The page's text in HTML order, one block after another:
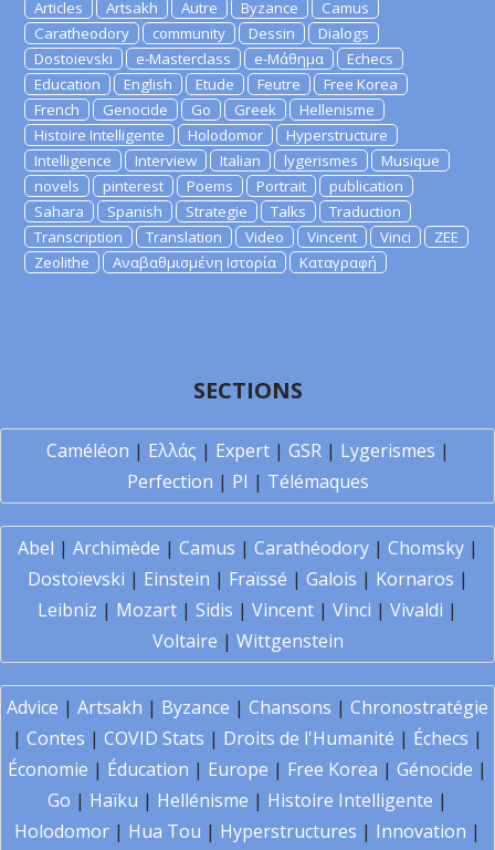
Articles Artsakh Autre Byzance
Camus
Caratheodory
community Dessin
Dialogs
Dostoievski
e-Masterclass e-Μάθημα
Echecs
Education
English Etude Feutre
Free Korea
French
Genocide Go Greek
Hellenisme
Histoire Intelligente
Holodomor
Hyperstructure
Intelligence
Interview Italian lygerismes
Musique
novels
pinterest Poems Portrait
publication
Sahara
Spanish Strategie Talks
Traduction
Transcription
Translation Video Vincent Vinci
ZEE
Zeolithe
Αναβαθμισμένη Ιστορία Καταγραφή
SECTIONS
Caméléon | Ελλάς | Expert| GSR| Lygerismes |
Perfection | PI | Télémaques
Abel | Archimède | Camus | Carathéodory| Chomsky|
Dostoïevski | Einstein | Fraïssé | Galois | Kornaros |
Leibniz | Mozart | Sidis | Vincent | Vinci | Vivaldi |
Voltaire | Wittgenstein
Advice | Artsakh | Byzance | Chansons | Chronostratégie
| Contes | COVID Stats | Droits de l'Humanité | Échecs |
Économie | Éducation | Europe | Free Korea | Génocide |
Go | Haïku | Hellénisme | Histoire Intelligente |
Holodomor | Hua Tou | Hyperstructures | Innovation |